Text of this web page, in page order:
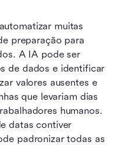
muitas
preparação para
A IA pode ser
de dados e identificar
valores ausentes e
que levariam dias
humanos.
datas contiver
padronizar todas as